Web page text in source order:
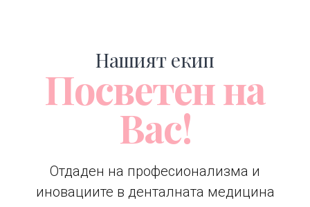
Нашият екип
Посветен на
Вас!
Отдаден на професионализма и
иновациите в денталната медицина